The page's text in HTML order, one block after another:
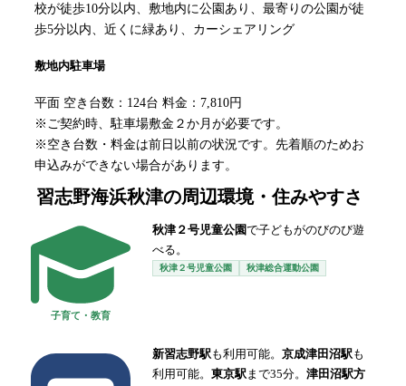
校が徒歩10分以内、敷地内に公園あり、最寄りの公園が徒
歩5分以内、近くに緑あり、カーシェアリング
敷地内駐車場
平面 空き台数：124台 料金：7,810円
※ご契約時、駐車場敷金２か月が必要です。
※空き台数・料金は前日以前の状況です。先着順のためお
申込みができない場合があります。
習志野海浜秋津の周辺環境・住みやすさ
子育て・教育
秋津２号児童公園で子どもがのびのび遊
べる。
秋津２号児童公園 秋津総合運動公園
新習志野駅も利用可能。 京成津田沼駅も
利用可能。 東京駅まで35分。 津田沼駅方